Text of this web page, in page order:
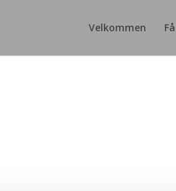
Velkommen